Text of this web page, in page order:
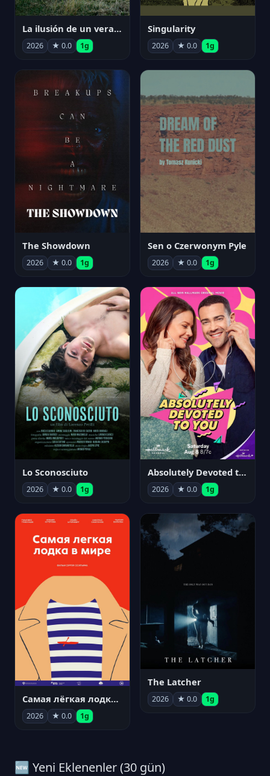
La ilusión de un verano sin fin
2026 ★ 0.0 1g
Singularity
2026 ★ 0.0 1g
The Showdown
2026 ★ 0.0 1g
Sen o Czerwonym Pyle
2026 ★ 0.0 1g
Lo Sconosciuto
2026 ★ 0.0 1g
Absolutely Devoted to You
2026 ★ 0.0 1g
Самая лёгкая лодка в мире
2026 ★ 0.0 1g
The Latcher
2026 ★ 0.0 1g
🆕 Yeni Eklenenler (30 gün)